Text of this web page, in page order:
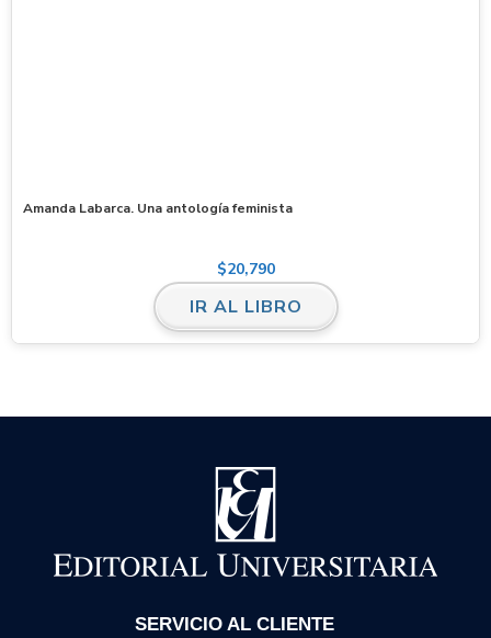
Amanda Labarca. Una antología feminista
$20,790
IR AL LIBRO
SERVICIO AL CLIENTE